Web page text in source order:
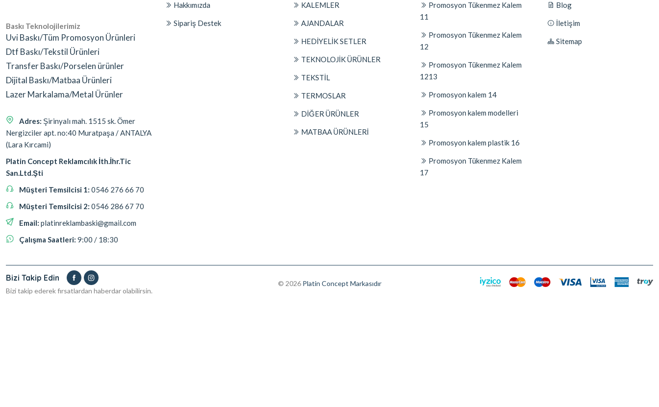
Baskı Teknolojilerimiz
Uvi Baskı/Tüm Promosyon Ürünleri
Dtf Baskı/Tekstil Ürünleri
Transfer Baskı/Porselen ürünler
Dijital Baskı/Matbaa Ürünleri
Lazer Markalama/Metal Ürünler
Adres: Şirinyalı mah. 1515 sk. Ömer
Nergizciler apt. no:40 Muratpaşa / ANTALYA
(Lara Kırcami)
Platin Concept Reklamcılık İth.İhr.Tic
San.Ltd.Şti
Müşteri Temsilcisi 1: 0546 276 66 70
Müşteri Temsilcisi 2: 0546 286 67 70
Email: platinreklambaski@gmail.com
Çalışma Saatleri: 9:00 / 18:30
Hakkımızda
Sipariş Destek
KALEMLER
AJANDALAR
HEDİYELİK SETLER
TEKNOLOJİK ÜRÜNLER
TEKSTİL
TERMOSLAR
DİĞER ÜRÜNLER
MATBAA ÜRÜNLERİ
Promosyon Tükenmez Kalem
11
Promosyon Tükenmez Kalem
12
Promosyon Tükenmez Kalem
1213
Promosyon kalem 14
Promosyon kalem modelleri
15
Promosyon kalem plastik 16
Promosyon Tükenmez Kalem
17
Blog
İletişim
Sitemap
Bizi Takip Edin
Bizi takip ederek fırsatlardan haberdar olabilirsin.
© 2026 Platin Concept Markasıdır